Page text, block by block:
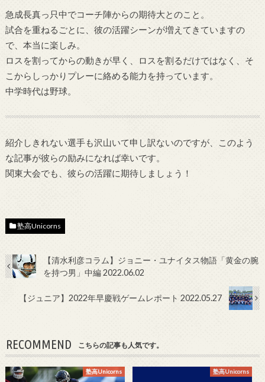
急成長真っ只中でコーチ陣からの期待大とのこと。
試合を重ねるごとに、彼の活躍シーンが増えてきていますの
で、 本当に楽しみ。
ロスを割ってからの動きが早く、ロスを割るだけではなく、 そ
こからしっかりプレーに絡める能力を持っています。
中学時代は野球。
紹介しきれない選手も沢山いて申し訳ないのですが、
このよう
な記事が彼らの励みになれば幸いです。
関東大会でも、彼らの活躍に期待しましょう！
塾高Unicorns
【清水利彦コラム】ジョニー・ユナイタス物語「黄金の腕
を持つ男」中編 2022.06.02
【ジュニア】2022年早慶戦ゲームレポート 2022.05.27
RECOMMEND こちらの記事も人気です。
塾高Unicorns 塾高Unicorns